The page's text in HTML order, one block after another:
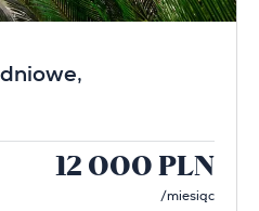
,
12 000 PLN
/miesiąc